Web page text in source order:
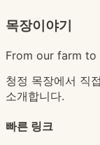
목장이야기
From our farm to
청정 목장에서 직
소개합니다.
빠른 링크